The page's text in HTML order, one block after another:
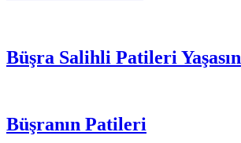
Büşra Salihli Patileri Yaşasın
Büşranın Patileri